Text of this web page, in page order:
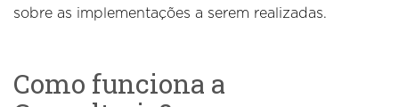
sobre as implementações a serem realizadas.
Como funciona a